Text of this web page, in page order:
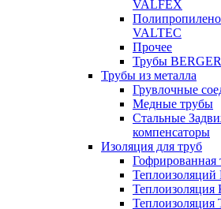
VALFEX
VALTEC
Прочее
Трубы
Трубы из металла
Грувлочные
Медные трубы
Стальные
компенсаторы
Изоляция для труб
Гофрированная
Теплоизоляций
Теплоизоляция
Теплоизоляция